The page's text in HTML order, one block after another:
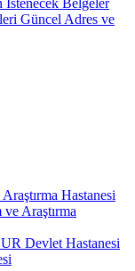
Güncel Adres ve
Hastanesi
Araştırma
Devlet Hastanesi